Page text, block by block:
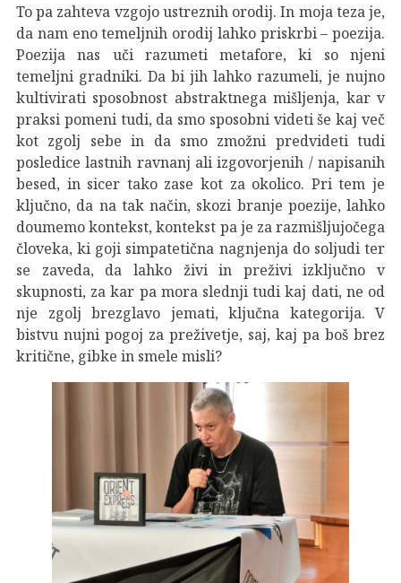
To pa zahteva vzgojo ustreznih orodij. In moja teza je,
da nam eno temeljnih orodij lahko priskrbi – poezija.
Poezija nas uči razumeti metafore, ki so njeni
temeljni gradniki. Da bi jih lahko razumeli, je nujno
kultivirati sposobnost abstraktnega mišljenja, kar v
praksi pomeni tudi, da smo sposobni videti še kaj več
kot zgolj sebe in da smo zmožni predvideti tudi
posledice lastnih ravnanj ali izgovorjenih / napisanih
besed, in sicer tako zase kot za okolico. Pri tem je
ključno, da na tak način, skozi branje poezije, lahko
doumemo kontekst, kontekst pa je za razmišljujočega
človeka, ki goji simpatetična nagnjenja do soljudi ter
se zaveda, da lahko živi in preživi izključno v
skupnosti, za kar pa mora slednji tudi kaj dati, ne od
nje zgolj brezglavo jemati, ključna kategorija. V
bistvu nujni pogoj za preživetje, saj, kaj pa boš brez
kritične, gibke in smele misli?